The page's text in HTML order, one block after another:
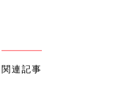
関連記事